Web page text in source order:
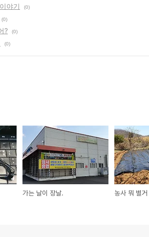
야기 (0)
(0)
? (0)
(0)
가는 날이 장날. 농사 뭐 별